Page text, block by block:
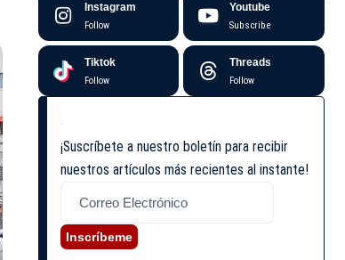
Instagram
Follow
Youtube
Subscribe
Tiktok
Follow
Threads
Follow
¡Suscríbete a nuestro boletín para recibir
nuestros artículos más recientes al instante!
Inscríbeme